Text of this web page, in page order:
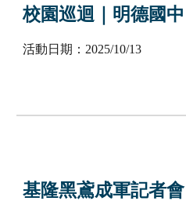
校園巡迴｜明德國中
活動日期：2025/10/13
基隆黑鳶成軍記者會